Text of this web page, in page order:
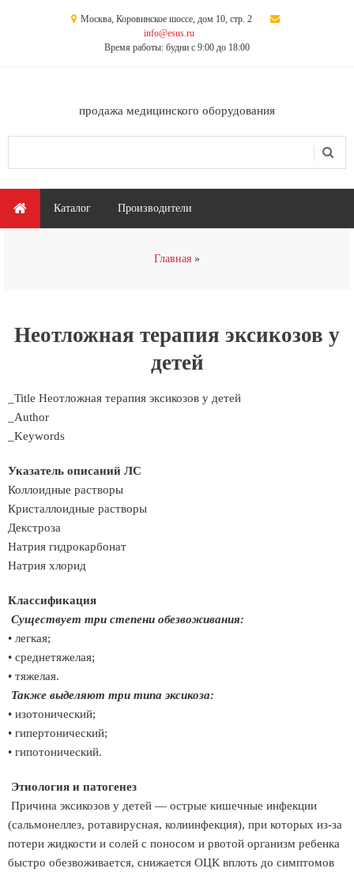
Москва, Коровинское шоссе, дом 10, стр. 2
info@esus.ru
Время работы: будни с 9:00 до 18:00
продажа медицинского оборудования
Главное меню
Каталог Производители
Главная
Неотложная терапия эксикозов у
детей
_Title Неотложная терапия эксикозов у детей
_Author
_Keywords
Указатель описаний ЛС
Коллоидные растворы
Кристаллоидные растворы
Декстроза
Натрия гидрокарбонат
Натрия хлорид
Классификация
Существует три степени обезвоживания:
• легкая;
• среднетяжелая;
• тяжелая.
Также выделяют три типа эксикоза:
• изотонический;
• гипертонический;
• гипотонический.
Этиология и патогенез
Причина эксикозов у детей — острые кишечные инфекции
(сальмонеллез, ротавирусная, колиинфекция), при которых из-за
потери жидкости и солей с поносом и рвотой организм ребенка
быстро обезвоживается, снижается ОЦК вплоть до симптомов